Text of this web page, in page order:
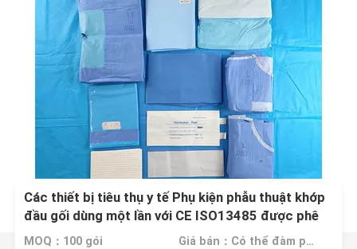
Các thiết bị tiêu thụ y tế Phụ kiện phẫu thuật khớp
đầu gối dùng một lần với CE ISO13485 được phê
duyệt
MOQ：100 gói Giá bán：Có thể đàm phán